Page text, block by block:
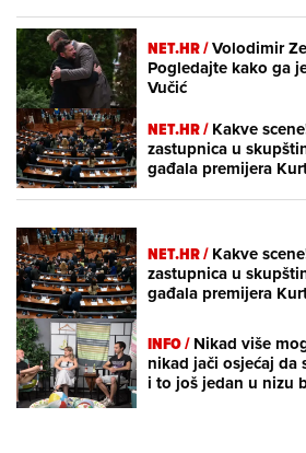
NET.HR /Volodimir
Pogledajte kako ga
Vučić
NET.HR /Kakve
zastupnica u
gađala premijera
NET.HR /Kakve
zastupnica u
gađala premijera
INFO /Nikad više
nikad jači osjećaj da
i to još jedan u nizu